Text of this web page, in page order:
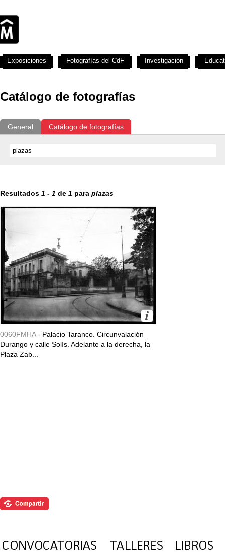
Catálogo de fotografías
General Catálogo de fotografías
Resultados 1 - 1 de 1 para plazas
0060FMHA - Palacio Taranco. Circunvalación
Durango y calle Solís. Adelante a la derecha, la
Plaza Zab...
Exposiciones Fotografías del CdF Investigación